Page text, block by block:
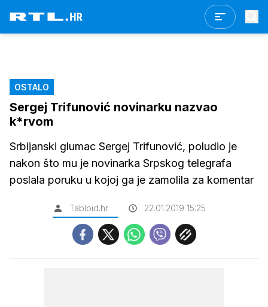
OSTALO
Sergej Trifunović novinarku nazvao
k*rvom
Srbijanski glumac Sergej Trifunović, poludio je
nakon što mu je novinarka Srpskog telegrafa
poslala poruku u kojoj ga je zamolila za komentar
Tabloid.hr 22.01.2019 15:25